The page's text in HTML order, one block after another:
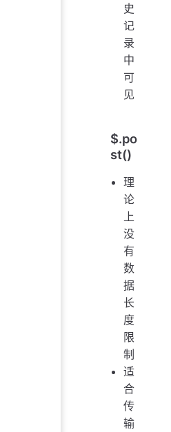
史
记
录
中
可
见
$.po
st()
理
论
上
没
有
数
据
长
度
限
制
适
合
传
输